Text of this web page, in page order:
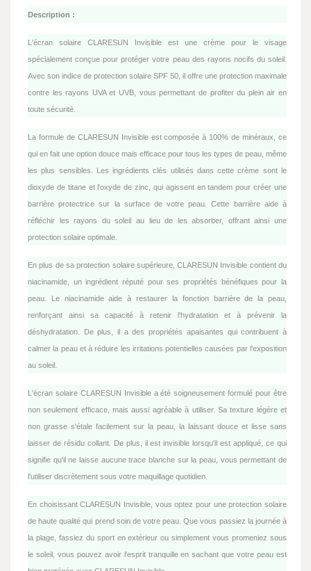
Description :
L'écran solaire CLARESUN Invisible est une crème pour le visage
spécialement conçue pour protéger votre peau des rayons nocifs du soleil.
Avec son indice de protection solaire SPF 50, il offre une protection maximale
contre les rayons UVA et UVB, vous permettant de profiter du plein air en
toute sécurité.
La formule de CLARESUN Invisible est composée à 100% de minéraux, ce
qui en fait une option douce mais efficace pour tous les types de peau, même
les plus sensibles. Les ingrédients clés utilisés dans cette crème sont le
dioxyde de titane et l'oxyde de zinc, qui agissent en tandem pour créer une
barrière protectrice sur la surface de votre peau. Cette barrière aide à
réfléchir les rayons du soleil au lieu de les absorber, offrant ainsi une
protection solaire optimale.
En plus de sa protection solaire supérieure, CLARESUN Invisible contient du
niacinamide, un ingrédient réputé pour ses propriétés bénéfiques pour la
peau. Le niacinamide aide à restaurer la fonction barrière de la peau,
renforçant ainsi sa capacité à retenir l'hydratation et à prévenir la
déshydratation. De plus, il a des propriétés apaisantes qui contribuent à
calmer la peau et à réduire les irritations potentielles causées par l'exposition
au soleil.
L'écran solaire CLARESUN Invisible a été soigneusement formulé pour être
non seulement efficace, mais aussi agréable à utiliser. Sa texture légère et
non grasse s'étale facilement sur la peau, la laissant douce et lisse sans
laisser de résidu collant. De plus, il est invisible lorsqu'il est appliqué, ce qui
signifie qu'il ne laisse aucune trace blanche sur la peau, vous permettant de
l'utiliser discrètement sous votre maquillage quotidien.
En choisissant CLARESUN Invisible, vous optez pour une protection solaire
de haute qualité qui prend soin de votre peau. Que vous passiez la journée à
la plage, fassiez du sport en extérieur ou simplement vous promeniez sous
le soleil, vous pouvez avoir l'esprit tranquille en sachant que votre peau est